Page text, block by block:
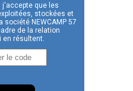
j'accepte que les
stockées et
NEWCAMP 57
de la relation
résultent.